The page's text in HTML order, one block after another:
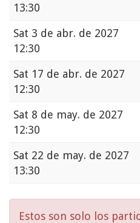
13:30
Sat 3 de abr. de 2027
12:30
Sat 17 de abr. de 2027
12:30
Sat 8 de may. de 2027
12:30
Sat 22 de may. de 2027
13:30
Estos son solo los